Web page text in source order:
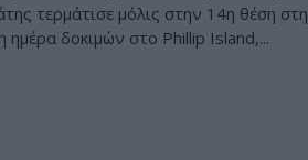
τερμάτισε μόλις στην 14η θέση στη
ημέρα δοκιμών στο Phillip Island,...